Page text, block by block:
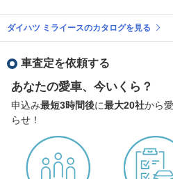
ダイハツ ミライースのカタログを見る
車査定を依頼する
あなたの愛車、今いくら？
申込み最短3時間後に最大20社から
らせ！